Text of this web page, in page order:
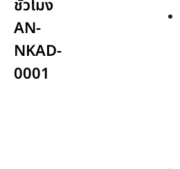
ชั่วโมง
AN-
NKAD-
0001